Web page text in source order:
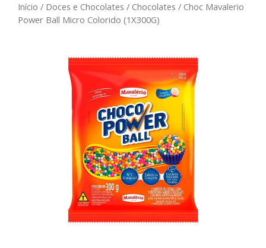
Início / Doces e Chocolates / Chocolates / Choc Mavalerio
Power Ball Micro Colorido (1X300G)